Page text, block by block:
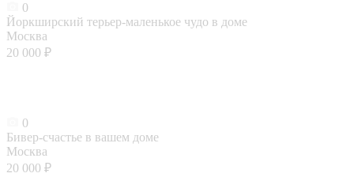
0
Йоркширский терьер-маленькое чудо в доме
Москва
20 000 ₽
0
Бивер-счастье в вашем доме
Москва
20 000 ₽